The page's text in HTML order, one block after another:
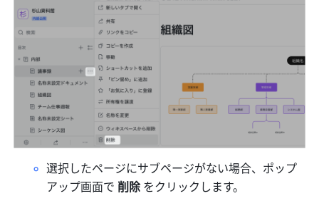
選択したページにサブページがない場合、ポップ
アップ画面で 削除 をクリックします。